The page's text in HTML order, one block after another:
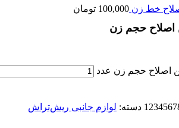
خط زن 100,000 تومان
اصلاح حجم زن
اصلاح حجم زن عدد
دسته: لوازم جانبی ریش‌تراش